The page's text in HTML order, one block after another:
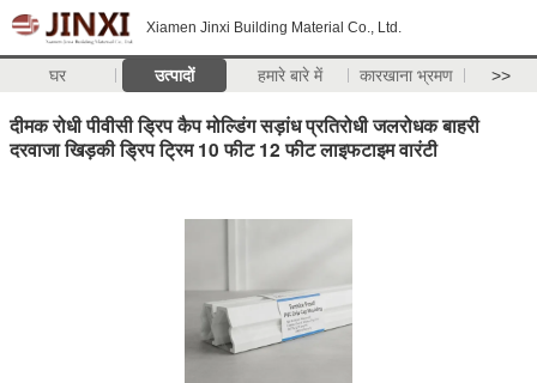
Xiamen Jinxi Building Material Co., Ltd.
घर उत्पादों हमारे बारे में कारखाना भ्रमण >>
दीमक रोधी पीवीसी ड्रिप कैप मोल्डिंग सड़ांध प्रतिरोधी जलरोधक बाहरी
दरवाजा खिड़की ड्रिप ट्रिम 10 फीट 12 फीट लाइफटाइम वारंटी